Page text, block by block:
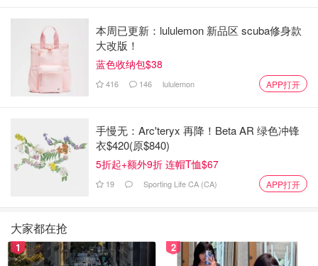
本周已更新：lululemon 新品区 scuba修身款
大改版！
蓝色收纳包$38
416 146 lululemon APP打开
手慢无：Arc'teryx 再降！Beta AR 绿色冲锋
衣$420(原$840)
5折起+额外9折 连帽T恤$67
19 Sporting Life CA (CA) APP打开
大家都在抢
1 2